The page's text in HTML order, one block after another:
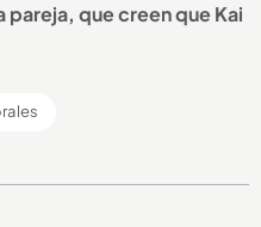
que creen que Kai